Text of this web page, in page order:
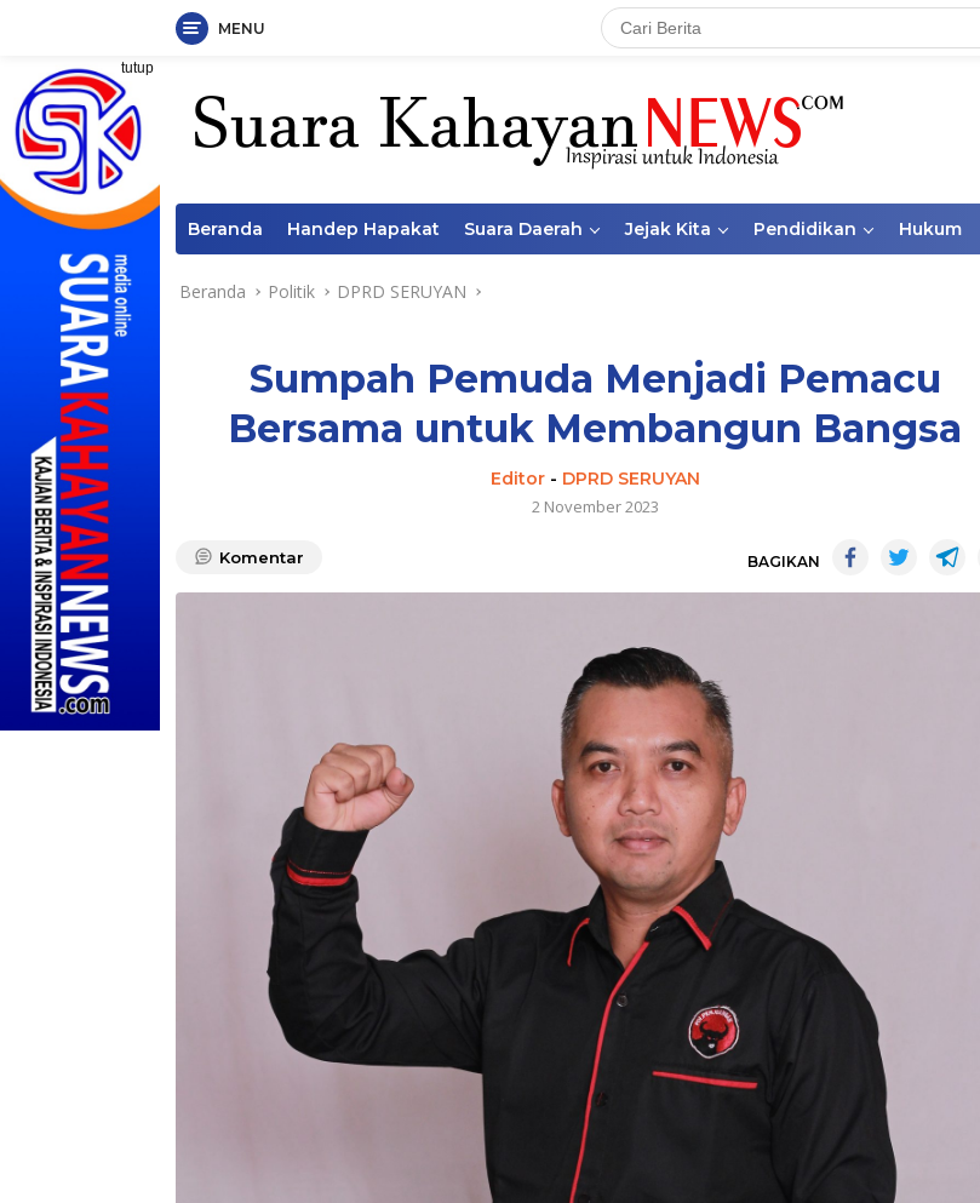
Langsung
konten
MENU
tutup
Beranda Handep Hapakat Suara Daerah Jejak Kita Pendidikan Hukum
Beranda Politik DPRD SERUYAN
Sumpah Pemuda Menjadi Pemacu
Bersama untuk Membangun Bangsa
Editor- DPRD SERUYAN
2 November 2023
Komentar BAGIKAN